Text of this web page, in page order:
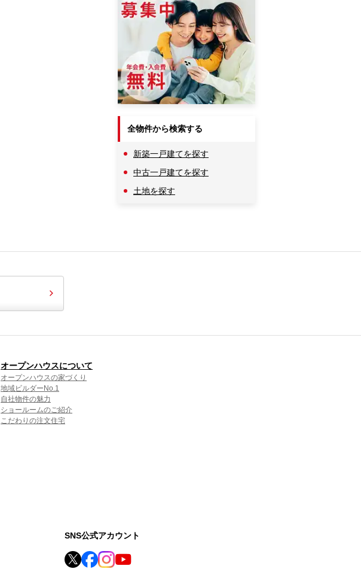
全物件から検索する
新築一戸建てを探す
中古一戸建てを探す
土地を探す
オープンハウスについて
オープンハウスの家づくり
地域ビルダーNo.1
自社物件の魅力
ショールームのご紹介
こだわりの注文住宅
SNS公式アカウント